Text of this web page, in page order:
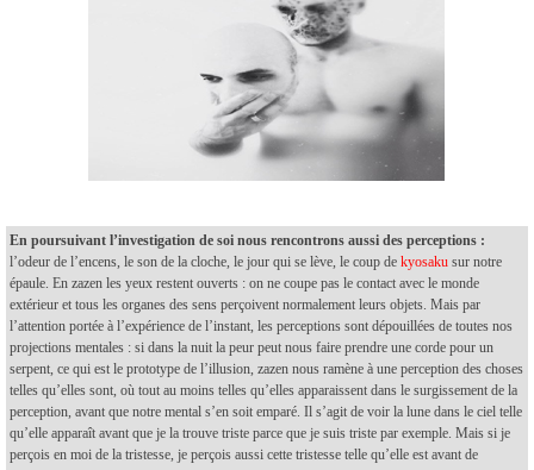
En poursuivant l’investigation de soi nous rencontrons aussi des perceptions :
l’odeur de l’encens, le son de la cloche, le jour qui se lève, le coup de kyosaku sur notre
épaule. En zazen les yeux restent ouverts : on ne coupe pas le contact avec le monde
extérieur et tous les organes des sens perçoivent normalement leurs objets. Mais par
l’attention portée à l’expérience de l’instant, les perceptions sont dépouillées de toutes nos
projections mentales : si dans la nuit la peur peut nous faire prendre une corde pour un
serpent, ce qui est le prototype de l’illusion, zazen nous ramène à une perception des choses
telles qu’elles sont, où tout au moins telles qu’elles apparaissent dans le surgissement de la
perception, avant que notre mental s’en soit emparé. Il s’agit de voir la lune dans le ciel telle
qu’elle apparaît avant que je la trouve triste parce que je suis triste par exemple. Mais si je
perçois en moi de la tristesse, je perçois aussi cette tristesse telle qu’elle est avant de